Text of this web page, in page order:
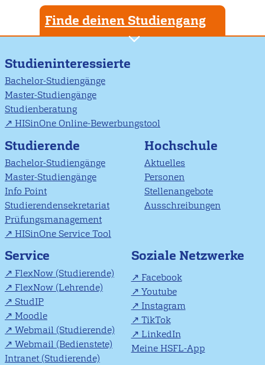
Finde deinen Studiengang
Studieninteressierte
Bachelor-Studiengänge
Master-Studiengänge
Studienberatung
HISinOne Online-Bewerbungstool
Studierende
Bachelor-Studiengänge
Master-Studiengänge
Info Point
Studierendensekretariat
Prüfungsmanagement
HISinOne Service Tool
Hochschule
Aktuelles
Personen
Stellenangebote
Ausschreibungen
Service
FlexNow (Studierende)
FlexNow (Lehrende)
StudIP
Moodle
Webmail (Studierende)
Webmail (Bedienstete)
Intranet (Studierende)
Soziale Netzwerke
Facebook
Youtube
Instagram
TikTok
LinkedIn
Meine HSFL-App